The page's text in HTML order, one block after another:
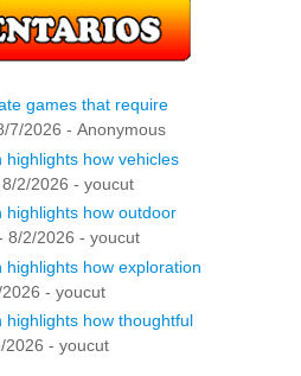
games that require
7/2026 - Anonymous
highlights how vehicles
2/2026 - youcut
highlights how outdoor
8/2/2026 - youcut
highlights how exploration
- youcut
highlights how thoughtful
2026 - youcut